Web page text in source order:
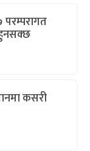
परम्परागत
कसरी